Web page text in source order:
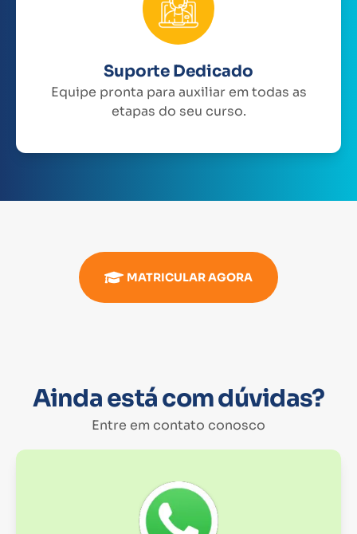
Suporte Dedicado
Equipe pronta para auxiliar em todas as
etapas do seu curso.
MATRICULAR AGORA
Ainda está com dúvidas?
Entre em contato conosco